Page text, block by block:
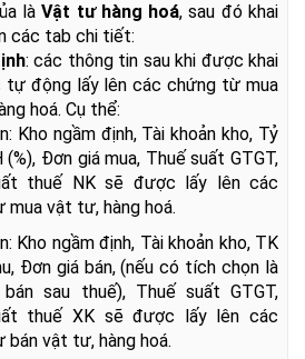
làVật tư hàng hoá, sau đó khai
các tab chi tiết:
: các thông tin sau khi được khai
tự động lấy lên các chứng từ mua
hoá. Cụ thể:
Kho ngầm định, Tài khoản kho, Tỷ
(%), Đơn giá mua, Thuế suất GTGT,
thuế NK sẽ được lấy lên các
mua vật tư, hàng hoá.
Kho ngầm định, Tài khoản kho, TK
Đơn giá bán, (nếu có tích chọn là
sau thuế), Thuế suất GTGT,
thuế XK sẽ được lấy lên các
bán vật tư, hàng hoá.